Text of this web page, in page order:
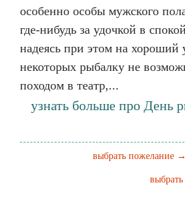
особенно особы мужского
где-нибудь за удочкой в
надеясь при этом на хороший
некоторых рыбалку не
походом в театр,...
узнать больше про День
выбрать пожелание →